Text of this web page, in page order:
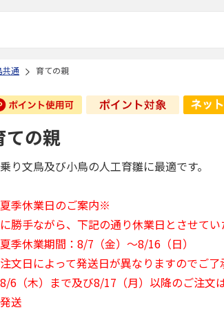
共通 育ての親
ての親
り文鳥及び小鳥の人工育雛に最適です。
季休業日のご案内※
勝手ながら、下記の通り休業日とさせてい
夏季休業期間：8/7（金）～8/16（日）
文日によって発送日が異なりますのでご了
8/6（木）まで及び8/17（月）以降のご注文
送